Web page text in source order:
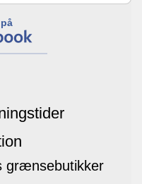
grænsebutikker